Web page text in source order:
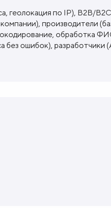
геолокация по IP), B2B/
производители
обработка
ошибок), разработчики